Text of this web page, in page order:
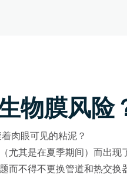
物膜风险
肉眼可见的粘泥？
尤其是在夏季期间）而出现
而不得不更换管道和热交换